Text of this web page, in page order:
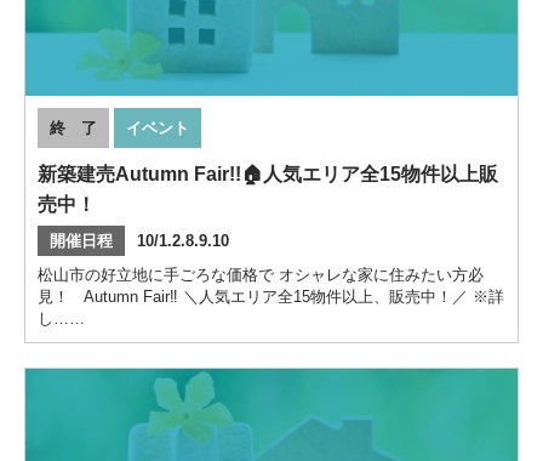
終 了 イベント
新築建売Autumn Fair!!🏠人気エリア全15物件以上販
売中！
開催日程
10/1.2.8.9.10
松山市の好立地に手ごろな価格で オシャレな家に住みたい方必
見！ Autumn Fair‼ ＼人気エリア全15物件以上、販売中！／ ※詳
し……